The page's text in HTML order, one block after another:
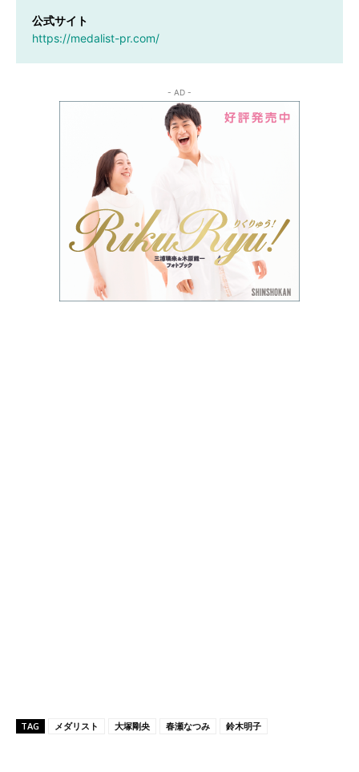
公式サイト
https://medalist-pr.com/
- AD -
TAG メダリスト 大塚剛央 春瀬なつみ 鈴木明子